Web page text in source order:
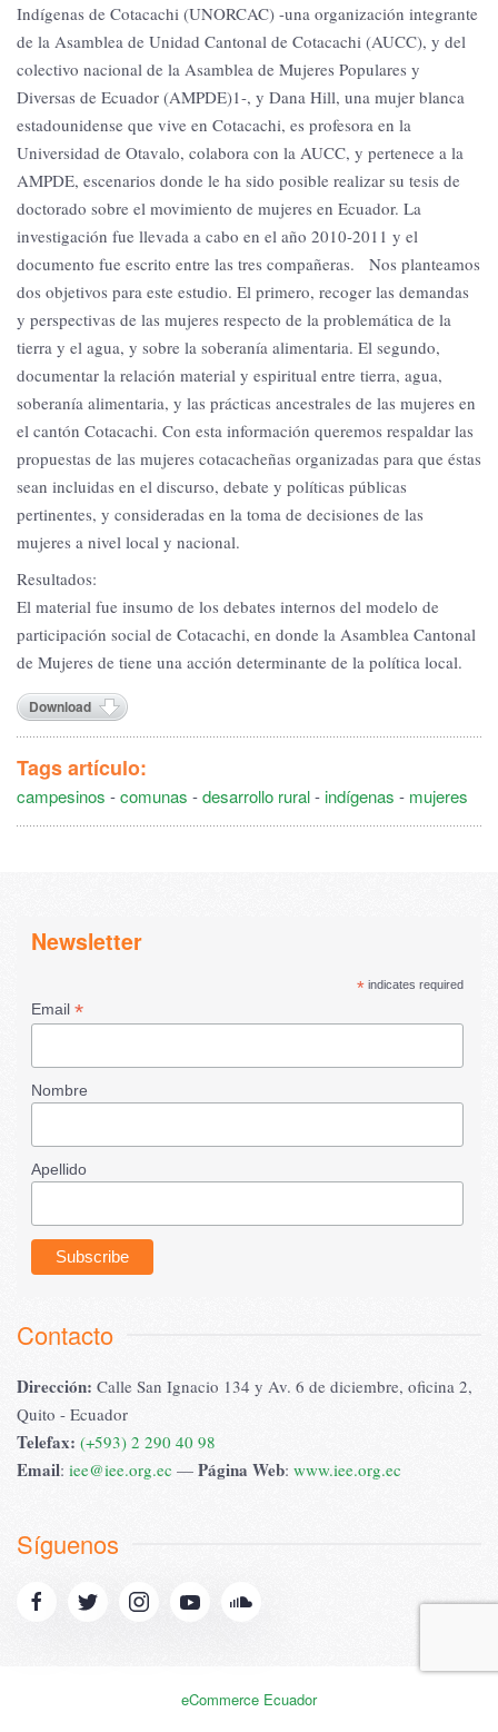
Indígenas de Cotacachi (UNORCAC) -una organización integrante
de la Asamblea de Unidad Cantonal de Cotacachi (AUCC), y del
colectivo nacional de la Asamblea de Mujeres Populares y
Diversas de Ecuador (AMPDE)1-, y Dana Hill, una mujer blanca
estadounidense que vive en Cotacachi, es profesora en la
Universidad de Otavalo, colabora con la AUCC, y pertenece a la
AMPDE, escenarios donde le ha sido posible realizar su tesis de
doctorado sobre el movimiento de mujeres en Ecuador. La
investigación fue llevada a cabo en el año 2010-2011 y el
documento fue escrito entre las tres compañeras. Nos planteamos
dos objetivos para este estudio. El primero, recoger las demandas
y perspectivas de las mujeres respecto de la problemática de la
tierra y el agua, y sobre la soberanía alimentaria. El segundo,
documentar la relación material y espiritual entre tierra, agua,
soberanía alimentaria, y las prácticas ancestrales de las mujeres en
el cantón Cotacachi. Con esta información queremos respaldar las
propuestas de las mujeres cotacacheñas organizadas para que éstas
sean incluidas en el discurso, debate y políticas públicas
pertinentes, y consideradas en la toma de decisiones de las
mujeres a nivel local y nacional.
Resultados:
El material fue insumo de los debates internos del modelo de
participación social de Cotacachi, en donde la Asamblea Cantonal
de Mujeres de tiene una acción determinante de la política local.
Download
Tags artículo:
campesinos -comunas -desarrollo rural-indígenas - mujeres
Newsletter
*indicates required
Email *
Nombre
Apellido
Contacto
Dirección: Calle San Ignacio 134 y Av. 6 de diciembre, oficina 2,
Quito - Ecuador
Telefax: (+593) 2 290 40 98
Email: iee@iee.org.ec — Página Web: www.iee.org.ec
Síguenos
eCommerce Ecuador